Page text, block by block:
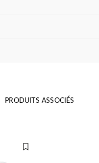
PRODUITS ASSOCIÉS